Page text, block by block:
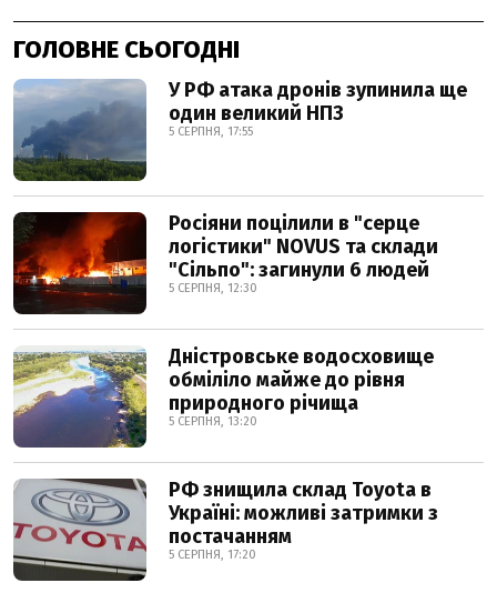
ГОЛОВНЕ СЬОГОДНІ
У РФ атака дронів зупинила ще
один великий НПЗ
5 СЕРПНЯ, 17:55
Росіяни поцілили в "серце
логістики" NOVUS та склади
"Сільпо": загинули 6 людей
5 СЕРПНЯ, 12:30
Дністровське водосховище
обміліло майже до рівня
природного річища
5 СЕРПНЯ, 13:20
РФ знищила склад Toyota в
Україні: можливі затримки з
постачанням
5 СЕРПНЯ, 17:20